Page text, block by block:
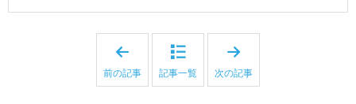
も
前の記事 記事一覧
ッ
次の記事